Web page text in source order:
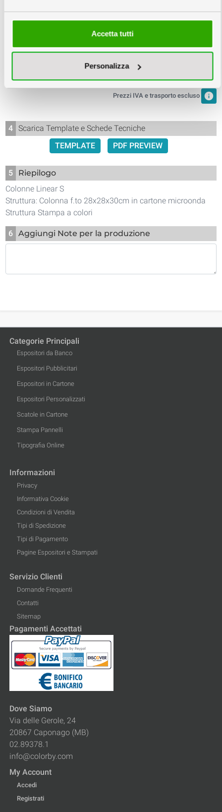
Accetta tutti
Personalizza
Giovedì Lunedì
07
Mercoledì
Prezzi IVA e trasporto escluso info
4 Scarica Template e Schede Tecniche
TEMPLATE
PDF PREVIEW
5
Riepilogo
Colonne Linear S
Struttura: Colonna f.to 28x28x30cm in cartone microonda
Struttura Stampa a colori
6 Aggiungi Note per la produzione
Categorie Principali
Espositori da Banco
Espositori Pubblicitari
Espositori in Cartone
Espositori Personalizzati
Scatole in Cartone
Stampa Pannelli
Tipografia Online
Informazioni
Privacy
Informativa Cookie
Condizioni di Vendita
Tipi di Spedizione
Tipi di Pagamento
Pagine Espositori e Stampati
Servizio Clienti
Domande Frequenti
Contatti
Sitemap
Pagamenti Accettati
Dove Siamo
Via delle Gerole, 24
20867 Caponago (MB)
02.89378.1
info@colorby.com
My Account
Accedi
Registrati